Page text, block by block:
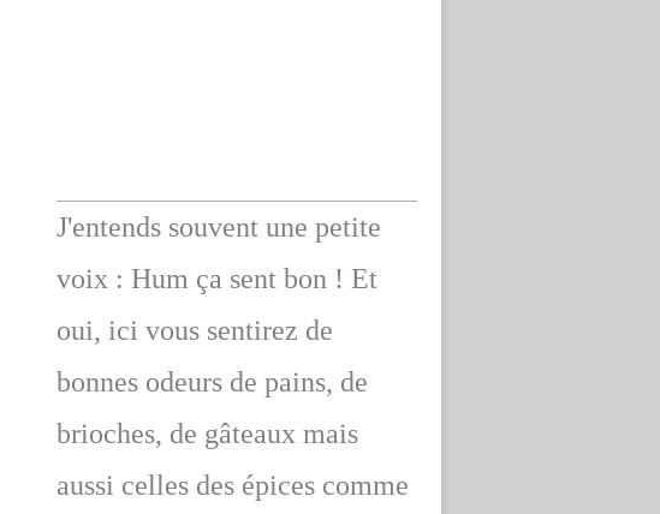
J'entends souvent une petite
voix : Hum ça sent bon ! Et
oui, ici vous sentirez de
bonnes odeurs de pains, de
brioches, de gâteaux mais
aussi celles des épices comme